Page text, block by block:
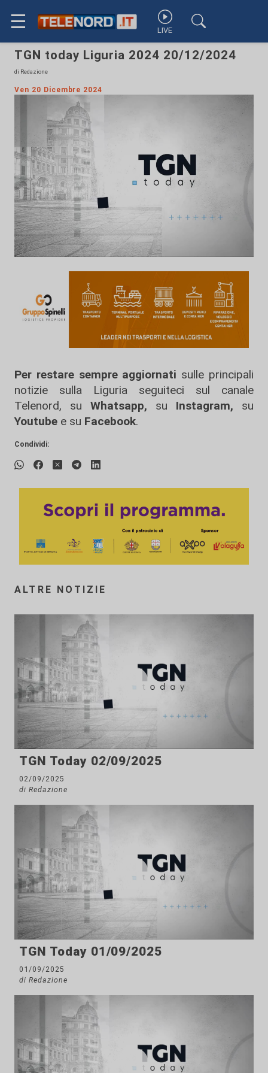
☰ LIVE
TGN today Liguria 2024 20/12/2024
di Redazione
Ven 20 Dicembre 2024
Per restare sempre aggiornati sulle principali
notizie sulla Liguria seguiteci sul canale
Telenord, su
Whatsapp, su Instagram, su
Youtube e su Facebook.
Condividi:
ALTRE NOTIZIE
TGN Today 02/09/2025
02/09/2025
di Redazione
TGN Today 01/09/2025
01/09/2025
di Redazione